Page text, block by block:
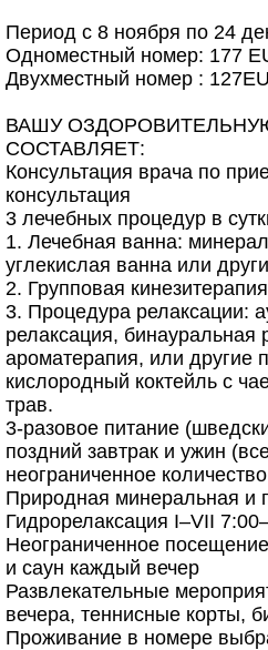
Период с 8 ноября по 24
Одноместный номер: 177
Двухместный номер :
ВАШУ
СОСТАВЛЯЕТ:
Консультация врача по
консультация
3 лечебных процедур в
1. Лечебная ванна:
углекислая ванна или
2. Групповая
3. Процедура релаксации:
релаксация, бинауральная
ароматерапия, или другие
кислородный коктейль с
трав.
3-разовое питание
поздний завтрак и ужин
неограниченное
Природная минеральная и
Гидрорелаксация I–VII
Неограниченное
и саун каждый вечер
Развлекательные
вечера, теннисные корты,
Проживание в номере